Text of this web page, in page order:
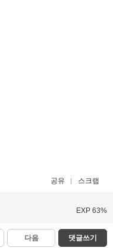
공유 스크랩
EXP 63%
다음 댓글쓰기